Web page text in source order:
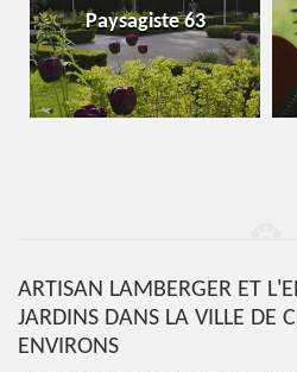
Paysagiste 63
ARTISAN LAMBERGER ET
JARDINS DANS LA VILLE DE
ENVIRONS